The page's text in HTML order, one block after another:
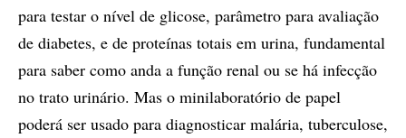
para testar o nível de glicose, parâmetro para avaliação
de diabetes, e de proteínas totais em urina, fundamental
para saber como anda a função renal ou se há infecção
no trato urinário. Mas o minilaboratório de papel
poderá ser usado para diagnosticar malária, tuberculose,